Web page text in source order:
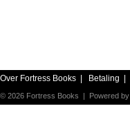
Over Fortress Books Betaling
© 2026 Fortress Books | Powered by